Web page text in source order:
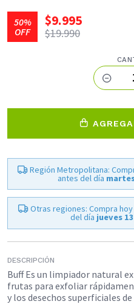
50%
OFF
$9.995
$19.990
Región Metropolitana:
antes del día
Otras regiones: Compra
del día jueves
DESCRIPCIÓN
Buff Es un limpiador natural
frutas para exfoliar
y los desechos superficiales